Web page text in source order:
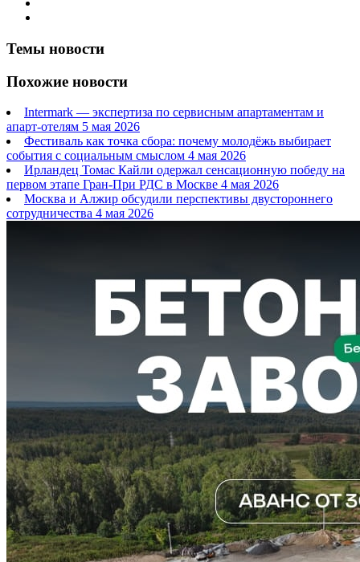
Темы новости
Похожие новости
Intermark — экспертиза по сервисным апартаментам и
апарт-отелям 5 мая 2026
Фестиваль как точка сбора: почему молодёжь выбирает
события с социальным смыслом 4 мая 2026
Ирландец Томас Кайли одержал сенсационную победу на
первом этапе Гран-При РДС в Москве 4 мая 2026
Москва и Алжир обсудили перспективы двустороннего
сотрудничества 4 мая 2026